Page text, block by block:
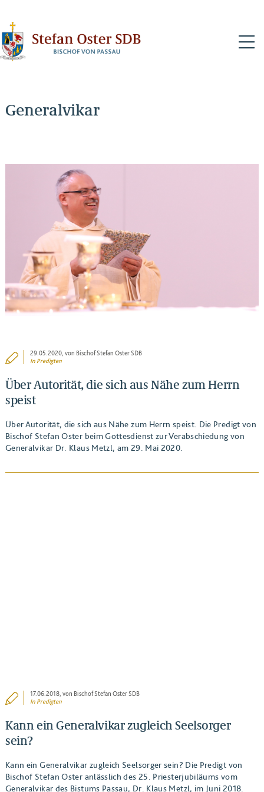
Generalvikar
29.05.2020, von Bischof Stefan Oster SDB
In Predigten
Über Autorität, die sich aus Nähe zum Herrn
speist
Über Autorität, die sich aus Nähe zum Herrn speist. Die Predigt von
Bischof Stefan Oster beim Gottesdienst zur Verabschiedung von
Generalvikar Dr. Klaus Metzl, am 29. Mai 2020.
17.06.2018, von Bischof Stefan Oster SDB
In Predigten
Kann ein Generalvikar zugleich Seelsorger
sein?
Kann ein Generalvikar zugleich Seelsorger sein? Die Predigt von
Bischof Stefan Oster anlässlich des 25. Priesterjubiläums vom
Generalvikar des Bistums Passau, Dr. Klaus Metzl, im Juni 2018.